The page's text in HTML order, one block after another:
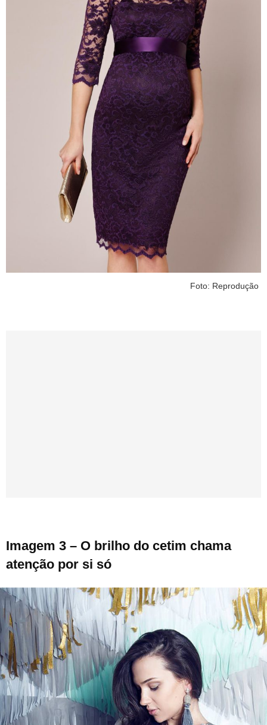
Foto: Reprodução
Imagem 3 – O brilho do cetim chama
atenção por si só